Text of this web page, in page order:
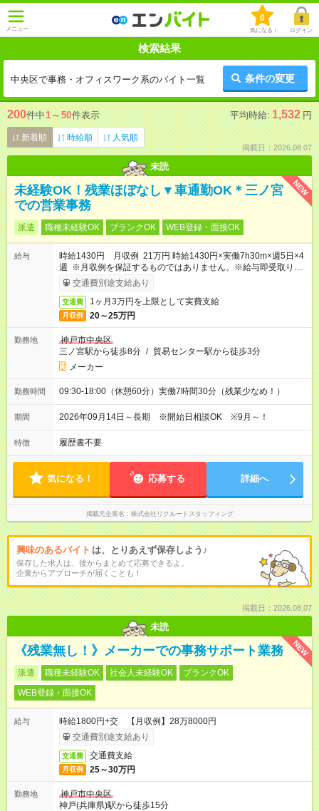
メニュー
0
気になる！ ログイン
検索結果
中央区で事務・オフィスワーク系のバイト一覧 条件の変更
200件中1 ～ 50件表示 平均時給: 1,532 円
新着順 時給順 人気順
掲載日：2026.08.07
未読
NEW
未経験OK！残業ほぼなし▼車通勤OK＊三ノ宮
での営業事務
派遣 職種未経験OK ブランクOK WEB登録・面接OK
給与
時給1430円 月収例 21万円 時給1430円×実働7h30m×週5日×4
週 ※月収例を保証するものではありません。※給与即受取りサ
ービス利用可（利用条件有）
交通費別途支給あり
交通費 1ヶ月3万円を上限として実費支給
月収例 20～25万円
勤務地
神戸市中央区
三ノ宮駅から徒歩8分 / 貿易センター駅から徒歩3分
メーカー
勤務時間 09:30-18:00（休憩60分）実働7時間30分（残業少なめ！）
期間 2026年09月14日～長期 ※開始日相談OK ※9月～！
特徴 履歴書不要
気になる！ 応募する 詳細へ
掲載元企業名 株式会社リクルートスタッフィング
興味のあるバイト は、とりあえず保存しよう♪
保存した求人は、後からまとめて応募できるよ。
企業からアプローチが届くことも！
掲載日：2026.08.07
未読
NEW
《残業無し！》メーカーでの事務サポート業務
派遣 職種未経験OK 社会人未経験OK
ブランクOK
WEB登録・面接OK
給与
時給1800円+交 【月収例】28万8000円
交通費別途支給あり
交通費 交通費支給
月収例 25～30万円
勤務地
神戸市中央区
神戸(兵庫県)駅から徒歩15分